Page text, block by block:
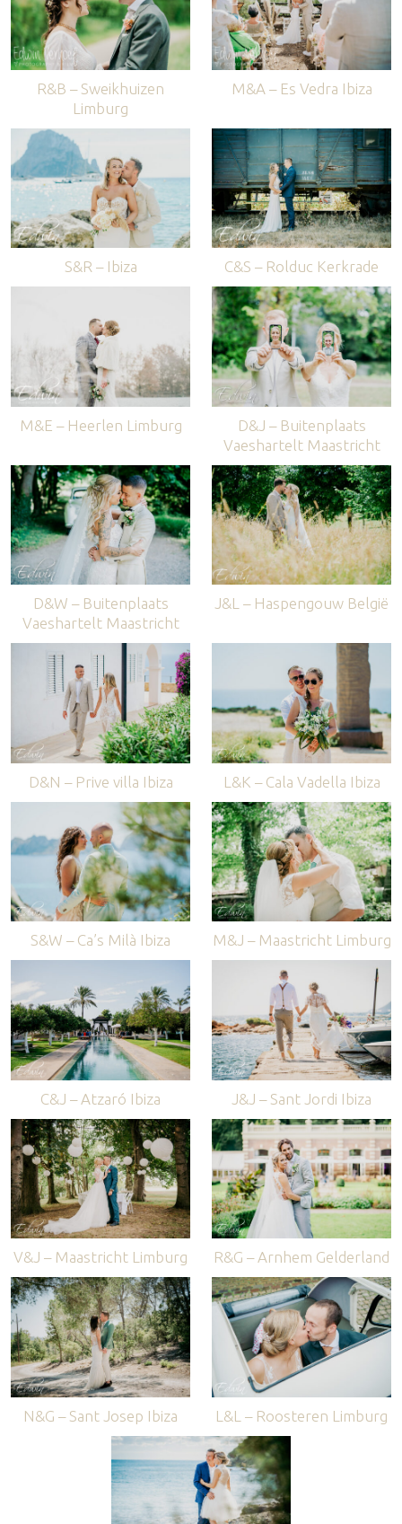
R&B – Sweikhuizen
Limburg
M&A – Es Vedra Ibiza
S&R – Ibiza C&S – Rolduc Kerkrade
M&E – Heerlen Limburg
D&J – Buitenplaats
Vaeshartelt Maastricht
D&W – Buitenplaats
Vaeshartelt Maastricht
J&L – Haspengouw België
D&N – Prive villa Ibiza L&K – Cala Vadella Ibiza
S&W – Ca’s Milà Ibiza M&J – Maastricht Limburg
C&J – Atzaró Ibiza J&J – Sant Jordi Ibiza
V&J – Maastricht Limburg R&G – Arnhem Gelderland
N&G – Sant Josep Ibiza L&L – Roosteren Limburg